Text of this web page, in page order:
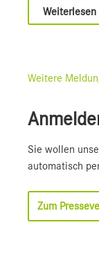
Weiterlesen
Weitere
Sie wollen
automatisch
Zum